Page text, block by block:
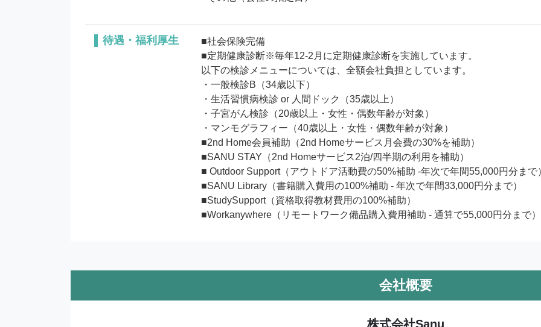
待遇・福利厚生
■社会保険完備
■定期健康診断※毎年12-2月に定期健康診断を実施しています。
以下の検診メニューについては、全額会社負担としています。
・一般検診B（34歳以下）
・生活習慣病検診 or 人間ドック（35歳以上）
・子宮がん検診（20歳以上・女性・偶数年齢が対象）
・マンモグラフィー（40歳以上・女性・偶数年齢が対象）
■2nd Home会員補助（2nd Homeサービス月会費の30%を補助）
■SANU STAY（2nd Homeサービス2泊/四半期の利用を補助）
■ Outdoor Support（アウトドア活動費の50%補助 -年次で年間55,000円分まで
■SANU Library（書籍購入費用の100%補助 - 年次で年間33,000円分まで）
■StudySupport（資格取得教材費用の100%補助）
■Workanywhere（リモートワーク備品購入費用補助 - 通算で55,000円分まで）
会社概要
株式会社Sanu